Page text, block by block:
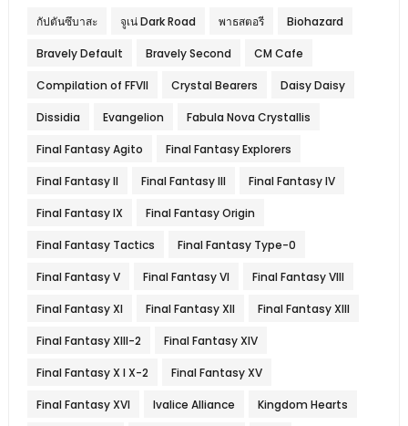
กัปตันซึบาสะ จูเน่ Dark Road พาธสตอรี Biohazard
Bravely Default Bravely Second CM Cafe
Compilation of FFVII Crystal Bearers Daisy Daisy
Dissidia Evangelion Fabula Nova Crystallis
Final Fantasy Agito Final Fantasy Explorers
Final Fantasy II Final Fantasy III Final Fantasy IV
Final Fantasy IX Final Fantasy Origin
Final Fantasy Tactics Final Fantasy Type-0
Final Fantasy V Final Fantasy VI Final Fantasy VIII
Final Fantasy XI Final Fantasy XII Final Fantasy XIII
Final Fantasy XIII-2 Final Fantasy XIV
Final Fantasy X l X-2 Final Fantasy XV
Final Fantasy XVI Ivalice Alliance Kingdom Hearts